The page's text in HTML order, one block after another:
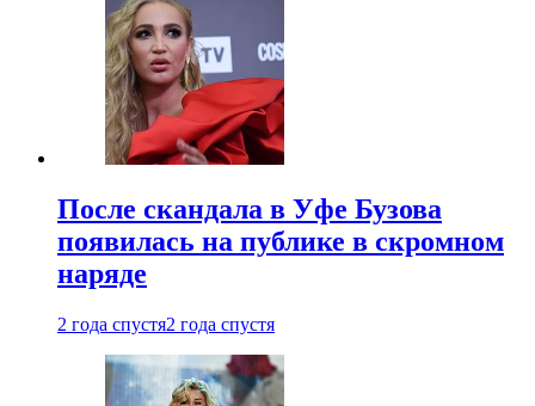
После скандала в Уфе Бузова
появилась на публике в скромном
наряде
2 года спустя2 года спустя